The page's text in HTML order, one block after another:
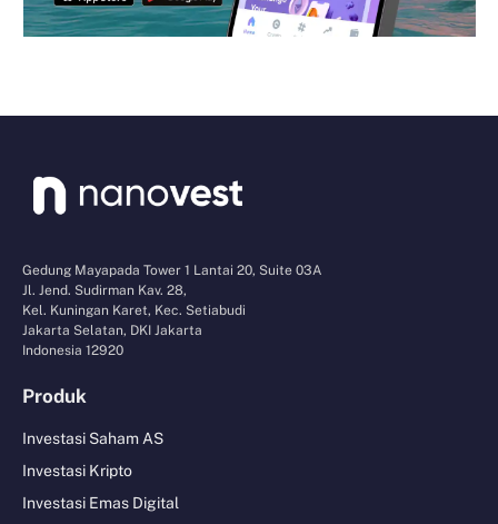
Gedung Mayapada Tower 1 Lantai 20, Suite 03A
Jl. Jend. Sudirman Kav. 28,
Kel. Kuningan Karet, Kec. Setiabudi
Jakarta Selatan, DKI Jakarta
Indonesia 12920
Produk
Investasi Saham AS
Investasi Kripto
Investasi Emas Digital